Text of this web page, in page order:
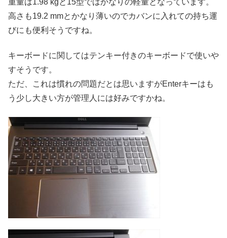
重量は1.98 kgと15型ではかなりの軽量となっています。
高さも19.2 mmとかなり薄いのでカバンに入れての持ち運
びにも便利そうですね。
キーボードに関してはテンキー付きのキーボードで使いや
すそうです。
ただ、これは慣れの問題だとは思いますがEnterキーはも
う少し大きい方が管理人には好みですかね。